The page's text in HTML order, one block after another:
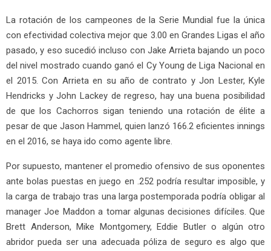
La rotación de los campeones de la Serie Mundial fue la única
con efectividad colectiva mejor que 3.00 en Grandes Ligas el año
pasado, y eso sucedió incluso con Jake Arrieta bajando un poco
del nivel mostrado cuando ganó el Cy Young de Liga Nacional en
el 2015. Con Arrieta en su año de contrato y Jon Lester, Kyle
Hendricks y John Lackey de regreso, hay una buena posibilidad
de que los Cachorros sigan teniendo una rotación de élite a
pesar de que Jason Hammel, quien lanzó 166.2 eficientes innings
en el 2016, se haya ido como agente libre.
Por supuesto, mantener el promedio ofensivo de sus oponentes
ante bolas puestas en juego en .252 podría resultar imposible, y
la carga de trabajo tras una larga postemporada podría obligar al
manager Joe Maddon a tomar algunas decisiones difíciles. Que
Brett Anderson, Mike Montgomery, Eddie Butler o algún otro
abridor pueda ser una adecuada póliza de seguro es algo que